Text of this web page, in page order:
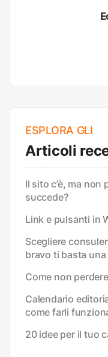
ESPLORA GLI
Articoli
Il sito c’è, ma
succede?
Link e pulsanti in
Scegliere
bravo ti basta
Come non
Calendario
come farli
20 idee per il tuo